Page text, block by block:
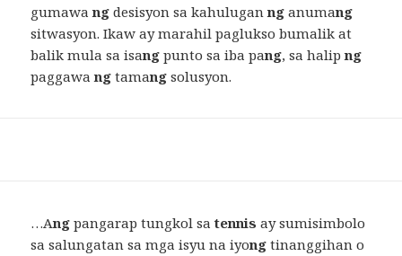
gumawang desisyon sa kahuluganng anumang
sitwasyon. Ikaw ay marahil paglukso bumalik at
balik mula sa isang punto sa iba pang, sa halipng
paggawang tamang solusyon.
…Ang pangarap tungkol satennis ay sumisimbolo
sa salungatan sa mga isyu na iyong tinanggihan o